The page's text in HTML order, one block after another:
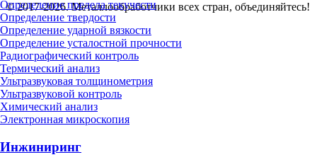
Определение предела текучести
Определение твердости
Определение ударной вязкости
Определение усталостной прочности
Радиографический контроль
Термический анализ
Ультразвуковая толщинометрия
Ультразвуковой контроль
Химический анализ
Электронная микроскопия
Инжиниринг
© 2017-2026. Металлообработчики всех стран, объединяйтесь!